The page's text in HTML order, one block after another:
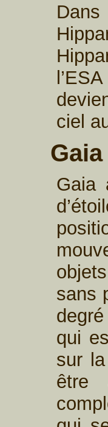
ciel
Gaia
Gaia
sans
qui
sur
être